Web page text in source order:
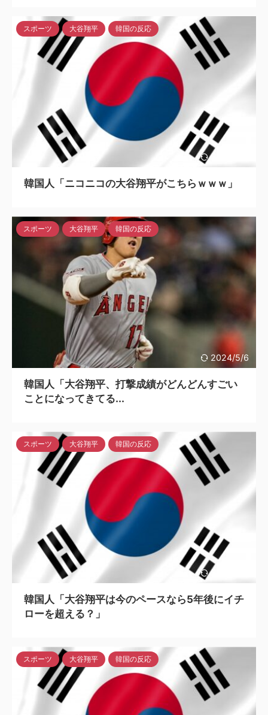
2024/5/6
スポーツ 大谷翔平 韓国の反応
韓国人「ニコニコの大谷翔平がこちらｗｗｗ」
2024/5/6
スポーツ 大谷翔平 韓国の反応
韓国人「大谷翔平、打撃成績がどんどんすごい
ことになってきてる...
2024/5/6
スポーツ 大谷翔平 韓国の反応
韓国人「大谷翔平は今のペースなら5年後にイチ
ローを超える？」
スポーツ 大谷翔平 韓国の反応